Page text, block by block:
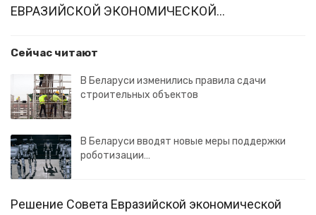
ЕВРАЗИЙСКОЙ ЭКОНОМИЧЕСКОЙ…
Сейчас читают
В Беларуси изменились правила сдачи
строительных объектов
В Беларуси вводят новые меры поддержки
роботизации…
Решение Совета Евразийской экономической